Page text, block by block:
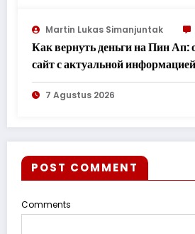
Martin Lukas Simanjuntak
Как вернуть деньги на Пин
сайт с актуальной информацией
7 Agustus 2026
POST COMMENT
Comments